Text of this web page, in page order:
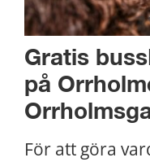
Gratis
på
För att göra